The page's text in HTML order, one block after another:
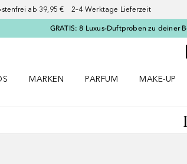
ab 39,95 € 2–4 Werktage Lieferzeit
GRATIS: 8 Luxus-Duftproben zu deiner
MARKEN
PARFUM
MAKE-UP